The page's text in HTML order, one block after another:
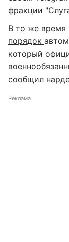
фракции
В то же время
порядок
который
сообщил
Реклама